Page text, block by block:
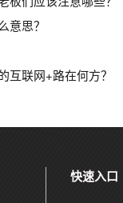
意思？
互联网+路在何方？
快速入口